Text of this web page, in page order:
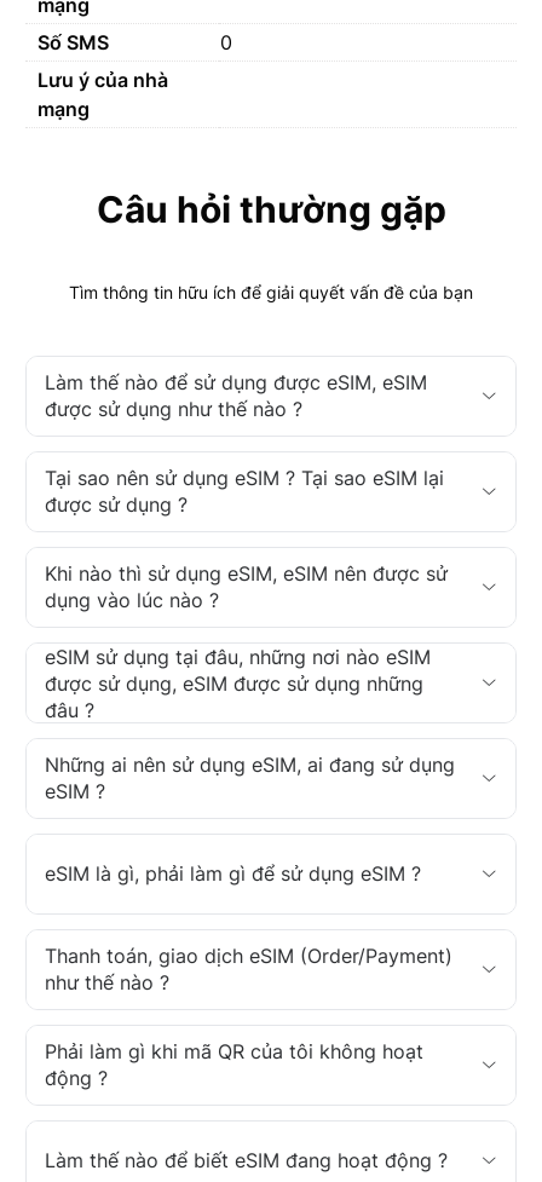
Số SMS
0
Lưu ý của nhà
mạng
Câu hỏi thường gặp
Tìm thông tin hữu ích để giải quyết vấn đề của bạn
Làm thế nào để sử dụng được eSIM, eSIM
được sử dụng như thế nào ?
Tại sao nên sử dụng eSIM ? Tại sao eSIM lại
được sử dụng ?
Khi nào thì sử dụng eSIM, eSIM nên được sử
dụng vào lúc nào ?
eSIM sử dụng tại đâu, những nơi nào eSIM
được sử dụng, eSIM được sử dụng những
đâu ?
Những ai nên sử dụng eSIM, ai đang sử dụng
eSIM ?
eSIM là gì, phải làm gì để sử dụng eSIM ?
Thanh toán, giao dịch eSIM (Order/Payment)
như thế nào ?
Phải làm gì khi mã QR của tôi không hoạt
động ?
Làm thế nào để biết eSIM đang hoạt động ?